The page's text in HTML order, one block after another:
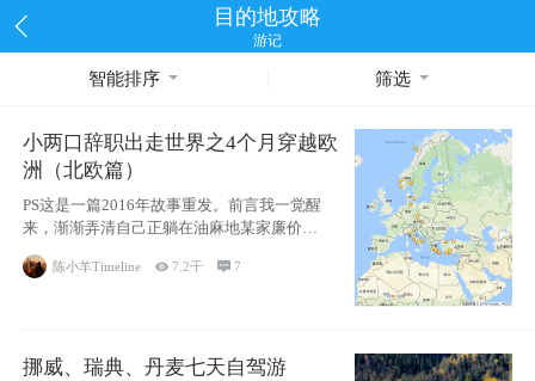
目的地攻略
游记
智能排序 筛选
小两口辞职出走世界之4个月穿越欧
洲（北欧篇）
PS这是一篇2016年故事重发。前言我一觉醒
来，渐渐弄清自己正躺在油麻地某家廉价宾
馆
陈小羊Timeline 7.2千 7
挪威、瑞典、丹麦七天自驾游